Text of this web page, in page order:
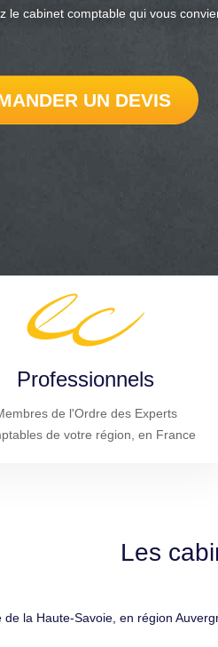
le cabinet comptable qui vous
UN DEVIS
Professionnels
de l'Ordre des Experts
de votre région, en France
Les
de la Haute-Savoie, en région